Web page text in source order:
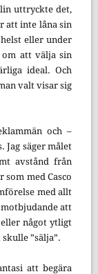
uttryckte det,
att inte låna sin
eller under
att välja sin
ideal. Och
valt visar sig
och –
säger målet
avstånd från
med Casco
med allt
att
något ytligt
”sälja”.
att begära